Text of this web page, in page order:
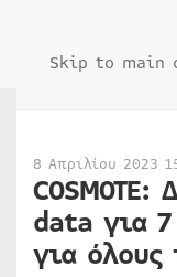
Skip to main
8 Απριλίου 2023
data για
για όλους